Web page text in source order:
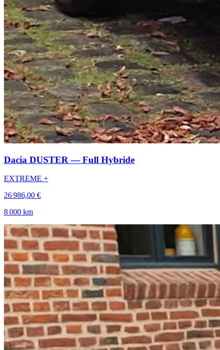
Dacia DUSTER — Full Hybride
EXTREME +
26 986,00 €
8 000 km